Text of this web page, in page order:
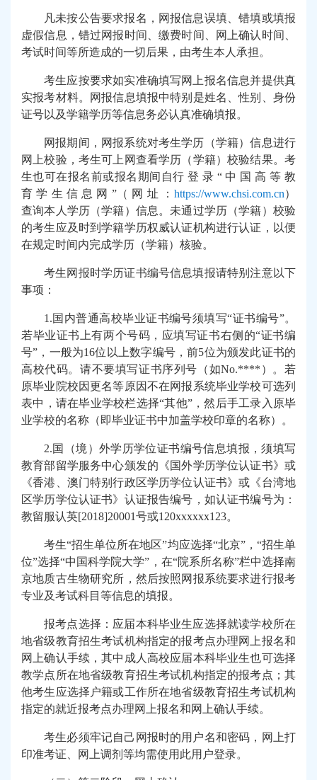
凡未按公告要求报名，网报信息误填、错填或填报
虚假信息，错过网报时间、缴费时间、网上确认时间、
考试时间等所造成的一切后果，由考生本人承担。
考生应按要求如实准确填写网上报名信息并提供真
实报考材料。网报信息填报中特别是姓名、性别、身份
证号以及学籍学历等信息务必认真准确填报。
网报期间，网报系统对考生学历（学籍）信息进行
网上校验，考生可上网查看学历（学籍）校验结果。考
生也可在报名前或报名期间自行 登 录 “ 中 国 高 等 教
育 学 生 信 息 网 ”（ 网 址 ： https://www.chsi.com.cn）
查询本人学历（学籍）信息。未通过学历（学籍）校验
的考生应及时到学籍学历权威认证机构进行认证，以便
在规定时间内完成学历（学籍）核验。
考生网报时学历证书编号信息填报请特别注意以下
事项：
1.国内普通高校毕业证书编号须填写“证书编号”。
若毕业证书上有两个号码，应填写证书右侧的“证书编
号”，一般为16位以上数字编号，前5位为颁发此证书的
高校代码。请不要填写证书序列号（如No.**** ）。若
原毕业院校因更名等原因不在网报系统毕业学校可选列
表中，请在毕业学校栏选择“其他”，然后手工录入原毕
业学校的名称（即毕业证书中加盖学校印章的名称）。
2.国 （境 ） 外学历学位证书编号信息填报，须填写
教育部留学服务中心颁发的《国外学历学位认证书》或
《香港、澳门特别行政区学历学位认证书》或《台湾地
区学历学位认证书》认证报告编号，如认证书编号为：
教留服认英[2018]20001号或120xxxxxx123。
考生“招生单位所在地区”均应选择“北京”，“招生单
位”选择“中国科学院大学”，在“院系所名称”栏中选择南
京地质古生物研究所，然后按照网报系统要求进行报考
专业及考试科目等信息的填报。
报考点选择：应届本科毕业生应选择就读学校所在
地省级教育招生考试机构指定的报考点办理网上报名和
网上确认手续，其中成人高校应届本科毕业生也可选择
教学点所在地省级教育招生考试机构指定的报考点；其
他考生应选择户籍或工作所在地省级教育招生考试机构
指定的就近报考点办理网上报名和网上确认手续。
考生必须牢记自己网报时的用户名和密码，网上打
印准考证、网上调剂等均需使用此用户登录。